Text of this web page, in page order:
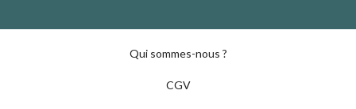
Qui sommes-nous ?
CGV